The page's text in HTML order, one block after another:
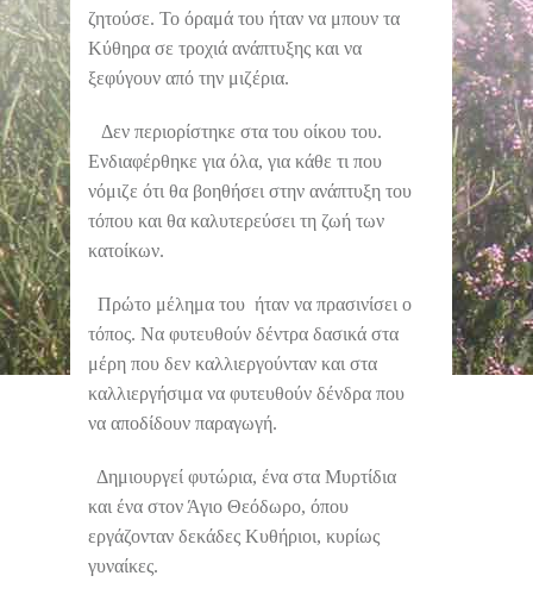
ζητούσε. Το όραμά του ήταν να μπουν τα
Κύθηρα σε τροχιά ανάπτυξης και να
ξεφύγουν από την μιζέρια.
Δεν περιορίστηκε στα του οίκου του.
Ενδιαφέρθηκε για όλα, για κάθε τι που
νόμιζε ότι θα βοηθήσει στην ανάπτυξη του
τόπου και θα καλυτερεύσει τη ζωή των
κατοίκων.
Πρώτο μέλημα του ήταν να πρασινίσει ο
τόπος. Να φυτευθούν δέντρα δασικά στα
μέρη που δεν καλλιεργούνταν και στα
καλλιεργήσιμα να φυτευθούν δένδρα που
να αποδίδουν παραγωγή.
Δημιουργεί φυτώρια, ένα στα Μυρτίδια
και ένα στον Άγιο Θεόδωρο, όπου
εργάζονταν δεκάδες Κυθήριοι, κυρίως
γυναίκες.